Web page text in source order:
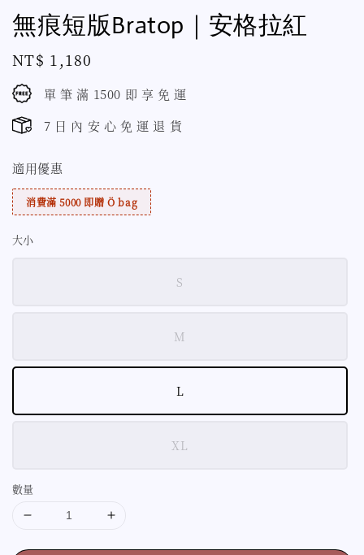
無痕短版Bratop｜安格拉紅
Regular
price
NT$ 1,180
單 筆 滿 1500 即 享 免 運
7 日 內 安 心 免 運 退 貨
適用優惠
消費滿 5000 即贈 Ö bag
大小
S
M
L
XL
數量